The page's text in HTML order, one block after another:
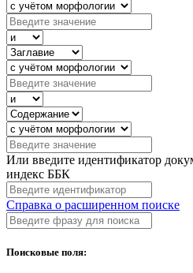
Или введите идентификатор
индекс ББК
Справка о расширенном поиске
Поисковые поля: